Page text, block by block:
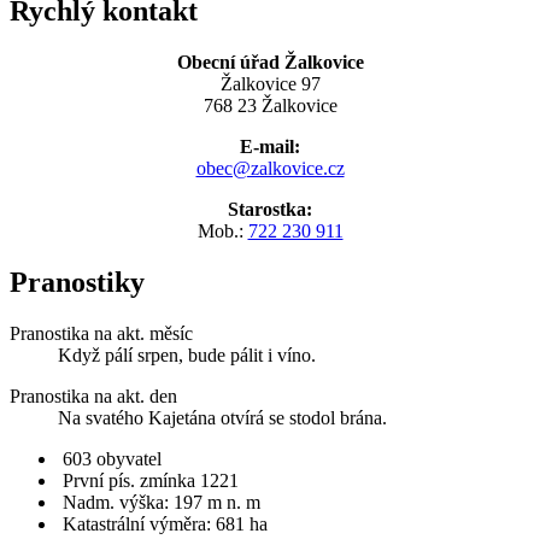
Rychlý kontakt
Obecní úřad Žalkovice
Žalkovice 97
768 23 Žalkovice
E-mail:
obec@zalkovice.cz
Starostka:
Mob.: 722 230 911
Pranostiky
Pranostika na akt. měsíc
Když pálí srpen, bude pálit i víno.
Pranostika na akt. den
Na svatého Kajetána otvírá se stodol brána.
603 obyvatel
První pís. zmínka 1221
Nadm. výška: 197 m n. m
Katastrální výměra: 681 ha